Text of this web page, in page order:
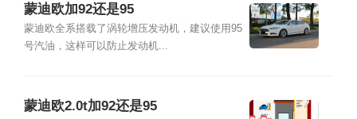
蒙迪欧加92还是95
蒙迪欧全系搭载了涡轮增压发动机，建议使用95
号汽油，这样可以防止发动机...
蒙迪欧2.0t加92还是95